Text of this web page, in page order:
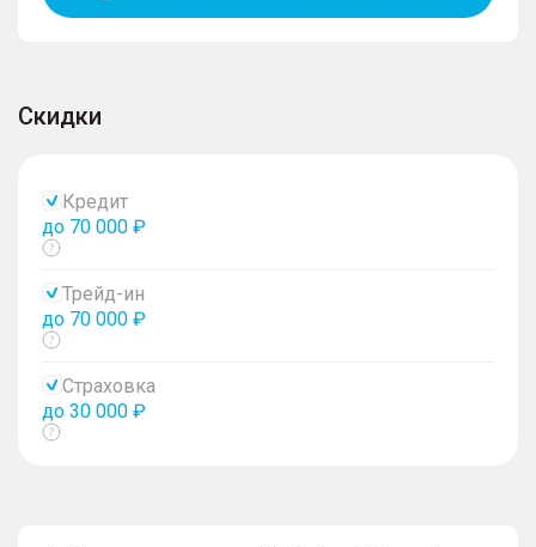
Скидки
Кредит
до 70 000 ₽
Показать
Трейд-ин
до 70 000 ₽
Показать
Страховка
до 30 000 ₽
Показать